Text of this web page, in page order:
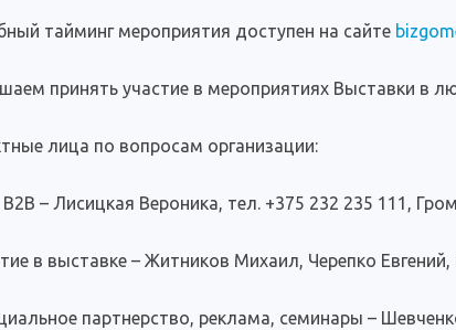
тайминг мероприятия доступен на сайте
принять участие в мероприятиях Выставки в
лица по вопросам организации:
– Лисицкая Вероника, тел. +375 232 235 111,
в выставке – Житников Михаил, Черепко
партнерство, реклама, семинары –